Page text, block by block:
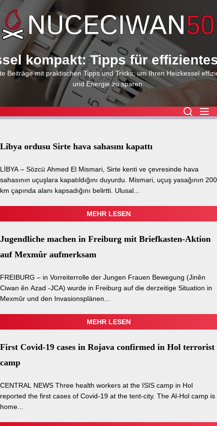
to
the
content
kompakt: Tipps für
Beiträge mit praktischen Tipps und Tricks, um Ihren Heizkessel
und Energie zu sparen.
Libya ordusu Sirte hava sahasını kapattı
LİBYA – Sözcü Ahmed El Mismari, Sirte kenti ve çevresinde hava
sahasının uçuşlara kapatıldığını duyurdu. Mismari, uçuş yasağının 200
km çapında alanı kapsadığını belirtti. Ulusal...
MEHR LESEN
Jugendliche machen in Freiburg mit Briefkasten-Aktion
auf Mexmûr aufmerksam
FREIBURG – in Vorreiterrolle der Jungen Frauen Bewegung (Jinên
Ciwan ên Azad -JCA) wurde in Freiburg auf die derzeitige Situation in
Mexmûr und den Invasionsplänen...
MEHR LESEN
First Covid-19 cases in Rojava confirmed in Hol terrorist
camp
CENTRAL NEWS Three health workers at the ISIS camp in Hol
reported the first cases of Covid-19 at the tent-city. The Al-Hol camp is
home...